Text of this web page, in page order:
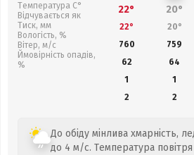
Температура С°
Відчувається як
Тиск, мм
Вологість, %
Вітер, м/с
Ймовірність опадів,
%
22° 20°
22° 20°
760
759
62
64
1
1
2
2
До обіду мінлива хмарність,
до 4 м/с. Температура повітря